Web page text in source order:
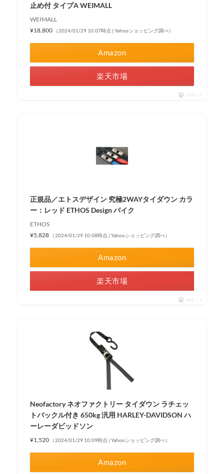
止め付 タイプA WEIMALL
WEIMALL
¥18,800
（2024/01/29 10:07時点 | Yahooショッピング調べ）
Amazon
楽天市場
ポチップ
正規品／エトスデザイン 究極2WAYタイダウン カラ
ー：レッド ETHOS Design バイク
ETHOS
¥5,828
（2024/01/29 10:08時点 | Yahooショッピング調べ）
Amazon
楽天市場
ポチップ
Neofactory ネオファクトリー タイダウン ラチェッ
トバックル付き 650kg 汎用 HARLEY-DAVIDSON ハ
ーレーダビッドソン
¥1,520 （2024/01/29 10:09時点 | Yahooショッピング調べ）
Amazon